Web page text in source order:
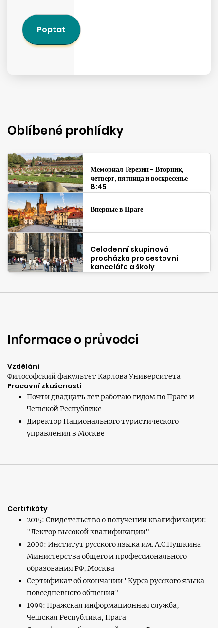
Poptat
Oblíbené prohlídky
Мемориал Терезин - Вторник,
четверг, пятница и воскресенье
8:45
Впервые в Праге
Celodenní skupinová
procházka pro cestovní
kanceláře a školy
Informace o průvodci
Vzdělání
Философский факультет Карлова Университета
Pracovní zkušenosti
Почти двадцать лет работаю гидом по Праге и
Чешской Республике
Директор Национального туристического
управления в Москве
Certifikáty
2015: Свидетельство о получении квалификации:
"Лектор высокой квалификации"
2000: Институт русского языка им. А.С.Пушкина
Министерства общего и профессионального
образования РФ,.Москва
Сертификат об окончании "Курса русского языка
повседневного общения"
1999: Пражская информационная служба,
Чешская Республика, Прага